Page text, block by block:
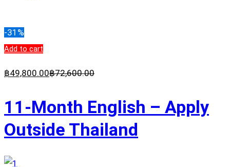
-31%
Add to cart
฿49,800.00฿72,600.00
11-Month English – Apply
Outside Thailand